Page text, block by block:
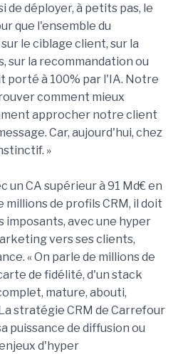
de déployer, à petits pas, le
que l'ensemble du
le ciblage client, sur la
sur la recommandation ou
porté à 100% par l'IA. Notre
comment mieux
approcher notre client
Car, aujourd'hui, chez
»
un CA supérieur à 91 Md€ en
millions de profils CRM, il doit
imposants, avec une hyper
vers ses clients,
« On parle de millions de
de fidélité, d'un stack
mature, abouti,
stratégie CRM de Carrefour
puissance de diffusion ou
d'hyper